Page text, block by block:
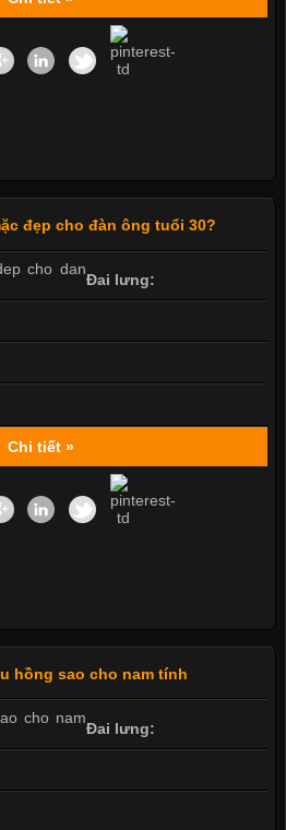
đẹp cho đàn ông tuổi 30?
Đai lưng:
Chi tiết »
hồng sao cho nam tính
Đai lưng: